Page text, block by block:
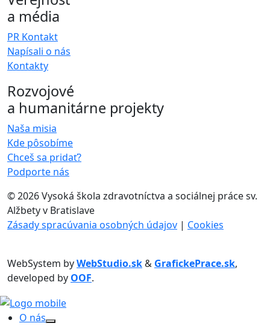
a média
PR Kontakt
Napísali o nás
Kontakty
Rozvojové
a humanitárne projekty
Naša misia
Kde pôsobíme
Chceš sa pridať?
Podporte nás
©2026 Vysoká škola zdravotníctva a sociálnej práce sv.
Alžbety v Bratislave
Zásady spracúvania osobných údajov | Cookies
WebSystem byWebStudio.sk& GrafickePrace.sk,
developed by OOF.
O nás